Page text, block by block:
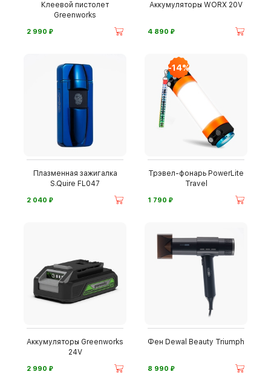
Клеевой пистолет
Greenworks
2 990 ⃏
Аккумуляторы WORX 20V
4 890 ⃏
Плазменная зажигалка
S.Quire FL047
2 040 ⃏
-14%
Трэвел-фонарь PowerLite
Travel
1 790 ⃏
Аккумуляторы Greenworks
24V
2 990 ⃏
Фен Dewal Beauty Triumph
8 990 ⃏